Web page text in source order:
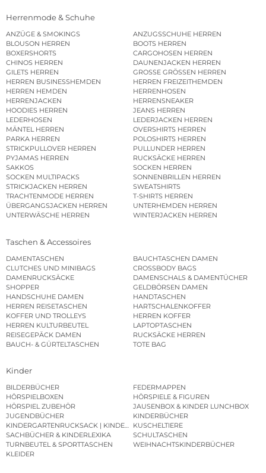
Herrenmode & Schuhe
ANZÜGE & SMOKINGS
ANZUGSSCHUHE HERREN
BLOUSON HERREN
BOOTS HERREN
BOXERSHORTS
CARGOHOSEN HERREN
CHINOS HERREN
DAUNENJACKEN HERREN
GILETS HERREN
GROSSE GRÖSSEN HERREN
HERREN BUSINESSHEMDEN
HERREN FREIZEITHEMDEN
HERREN HEMDEN
HERRENHOSEN
HERRENJACKEN
HERRENSNEAKER
HOODIES HERREN
JEANS HERREN
LEDERHOSEN
LEDERJACKEN HERREN
MÄNTEL HERREN
OVERSHIRTS HERREN
PARKA HERREN
POLOSHIRTS HERREN
STRICKPULLOVER HERREN
PULLUNDER HERREN
PYJAMAS HERREN
RUCKSÄCKE HERREN
SAKKOS
SOCKEN HERREN
SOCKEN MULTIPACKS
SONNENBRILLEN HERREN
STRICKJACKEN HERREN
SWEATSHIRTS
TRACHTENMODE HERREN
T-SHIRTS HERREN
ÜBERGANGSJACKEN HERREN
UNTERHEMDEN HERREN
UNTERWÄSCHE HERREN
WINTERJACKEN HERREN
Taschen & Accessoires
DAMENTASCHEN
BAUCHTASCHEN DAMEN
CLUTCHES UND MINIBAGS
CROSSBODY BAGS
DAMENRUCKSÄCKE
DAMENSCHALS & DAMENTÜCHER
SHOPPER
GELDBÖRSEN DAMEN
HANDSCHUHE DAMEN
HANDTASCHEN
HERREN REISETASCHEN
HARTSCHALENKOFFER
KOFFER UND TROLLEYS
HERREN KOFFER
HERREN KULTURBEUTEL
LAPTOPTASCHEN
REISEGEPÄCK DAMEN
RUCKSÄCKE HERREN
BAUCH- & GÜRTELTASCHEN
TOTE BAG
Kinder
BILDERBÜCHER
FEDERMAPPEN
HÖRSPIELBOXEN
HÖRSPIELE & FIGUREN
HÖRSPIEL ZUBEHÖR
JAUSENBOX & KINDER LUNCHBOX
JUGENDBÜCHER
KINDERBÜCHER
KINDERGARTENRUCKSACK | KINDERGARTENBEUTEL
KUSCHELTIERE
SACHBÜCHER & KINDERLEXIKA
SCHULTASCHEN
TURNBEUTEL & SPORTTASCHEN
WEIHNACHTSKINDERBÜCHER
KLEIDER